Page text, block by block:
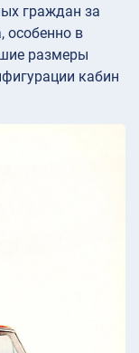
граждан за
особенно в
размеры
кабин